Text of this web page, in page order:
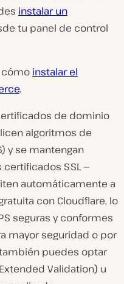
instalar un
tu panel de control
cómo instalar el
.
de dominio
algoritmos de
y se mantengan
certificados SSL —
automáticamente a
con Cloudflare, lo
seguras y conformes
mayor seguridad o por
puedes optar
Validation) u